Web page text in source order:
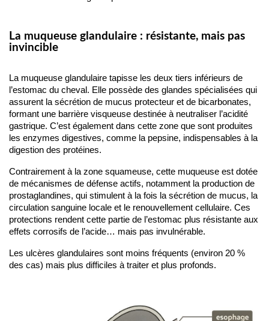
La muqueuse glandulaire : résistante, mais pas
invincible
La muqueuse glandulaire tapisse les deux tiers inférieurs de
l’estomac du cheval. Elle possède des glandes spécialisées qui
assurent la sécrétion de mucus protecteur et de bicarbonates,
formant une barrière visqueuse destinée à neutraliser l’acidité
gastrique. C’est également dans cette zone que sont produites
les enzymes digestives, comme la pepsine, indispensables à la
digestion des protéines.
Contrairement à la zone squameuse, cette muqueuse est dotée
de mécanismes de défense actifs, notamment la production de
prostaglandines, qui stimulent à la fois la sécrétion de mucus, la
circulation sanguine locale et le renouvellement cellulaire. Ces
protections rendent cette partie de l’estomac plus résistante aux
effets corrosifs de l’acide… mais pas invulnérable.
Les ulcères glandulaires sont moins fréquents (environ 20 %
des cas) mais plus difficiles à traiter et plus profonds.